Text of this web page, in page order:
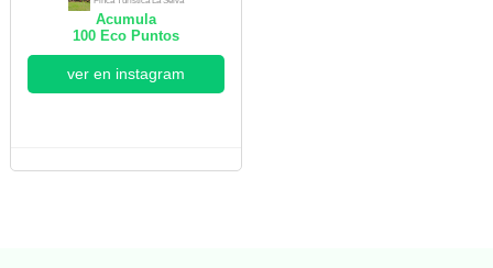
Acumula
100Eco Puntos
ver en instagram